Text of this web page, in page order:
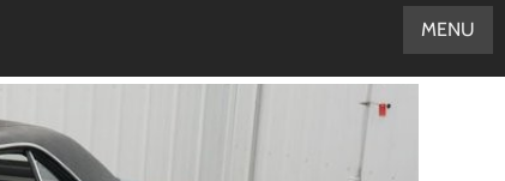
MENU